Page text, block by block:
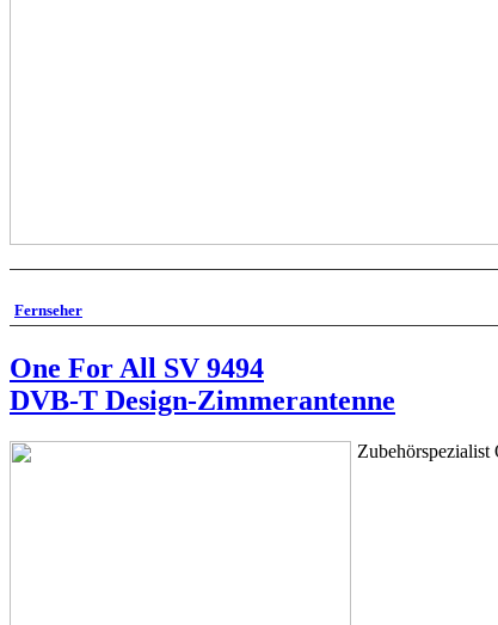
Fernseher
One For All SV 9494
DVB-T Design-Zimmerantenne